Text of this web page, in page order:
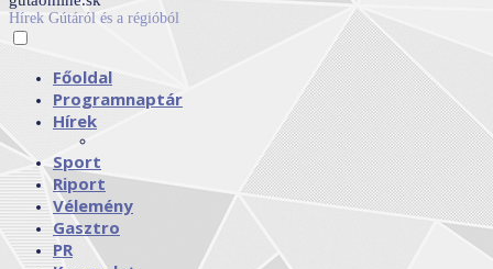
Hírek Gútáról és a régióból
Főoldal
Programnaptár
Hírek
Sport
Riport
Vélemény
Gasztro
PR